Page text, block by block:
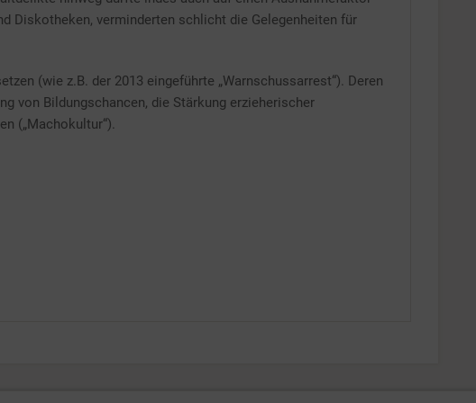
Diskotheken, verminderten schlicht die Gelegenheiten für
(wie z.B. der 2013 eingeführte „Warnschussarrest“). Deren
von Bildungschancen, die Stärkung erzieherischer
(„Machokultur“).